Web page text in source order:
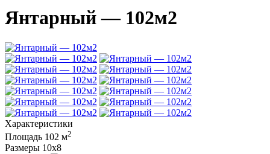
Янтарный — 102м2
Характеристики
Площадь 102 м2
Размеры 10х8